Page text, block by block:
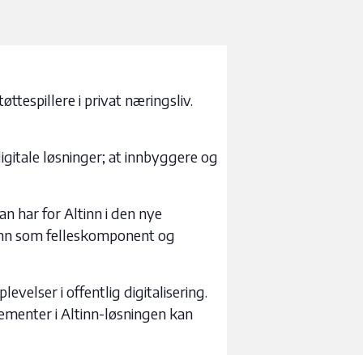
i privat næringsliv.
løsninger; at innbyggere og
har for Altinn i den nye
som felleskomponent og
i offentlig digitalisering.
i Altinn-løsningen kan